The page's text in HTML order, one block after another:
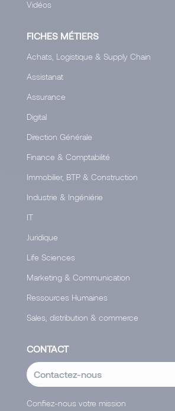
Vidéos
FICHES MÉTIERS
Achats, Logistique & Supply Chain
Assistanat
Assurance
Digital
Direction Générale
Finance & Comptabilité
Immobilier, BTP & Construction
Industrie & Ingéniérie
IT
Juridique
Life Sciences
Marketing & Communication
Ressources Humaines
Sales, distribution & commerce
CONTACT
Contactez-nous
Confiez-nous votre mission